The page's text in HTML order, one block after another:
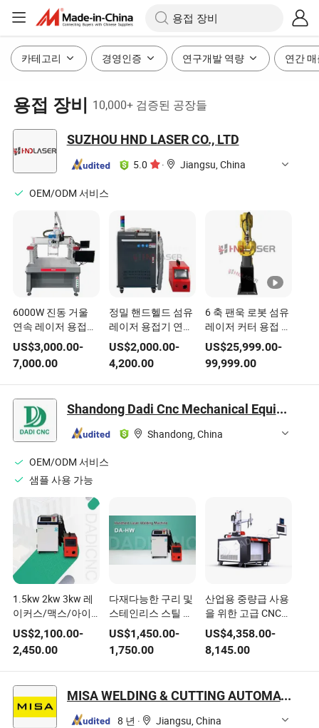
카테고리 경영인증 연구개발 역량 연간
용접 장비 10,000+ 검증된 공장들
SUZHOU HND LASER CO., LTD
5.0 · Jiangsu, China
OEM/ODM 서비스
6000W 진동 거울
연속 레이저 용접기
자동 수치 제어 리튬
배터리 레이저 용접
장비
US$3,000.00-
7,000.00
정밀 핸드헬드 섬유
레이저 용접기 연속
CNC 휴대용 용접 장
비
US$2,000.00-
4,200.00
6 축 팬욱 로봇 섬유
레이저 커터 용접 청
소 절단 다중 용접
기계 고정밀 CNC 조
작기 레이저 절단 장
비 자동차 산업용
US$25,999.00-
99,999.00
Shandong Dadi Cnc Mechanical Equipment Co., Ltd.
Shandong, China
OEM/ODM 서비스
샘플 사용 가능
1.5kw 2kw 3kw 레
이커스/맥스/아이
피지 장착 광학 레이
저 용접 기계 4 에서
1 다기능 수냉식 고
출력 레이저 용접 장
비 중국 제조업체
US$2,100.00-
2,450.00
다재다능한 구리 및
스테인리스 스틸 레
이저 용접 장비
US$1,450.00-
1,750.00
산업용 중량급 사용
을 위한 고급 CNC
용접 장비
US$4,358.00-
8,145.00
MISA WELDING & CUTTING AUTOMATION CO., LIMITED
8 년 ·
Jiangsu, China